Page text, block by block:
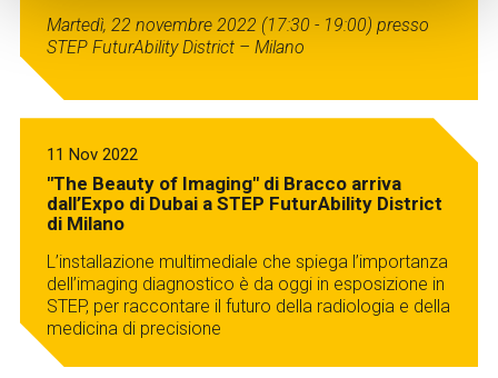
Martedì, 22 novembre 2022 (17:30 - 19:00) presso
STEP FuturAbility District – Milano
11 Nov 2022
"The Beauty of Imaging" di Bracco arriva
dall’Expo di Dubai a STEP FuturAbility District
di Milano
L’installazione multimediale che spiega l’importanza
dell’imaging diagnostico è da oggi in esposizione in
STEP, per raccontare il futuro della radiologia e della
medicina di precisione